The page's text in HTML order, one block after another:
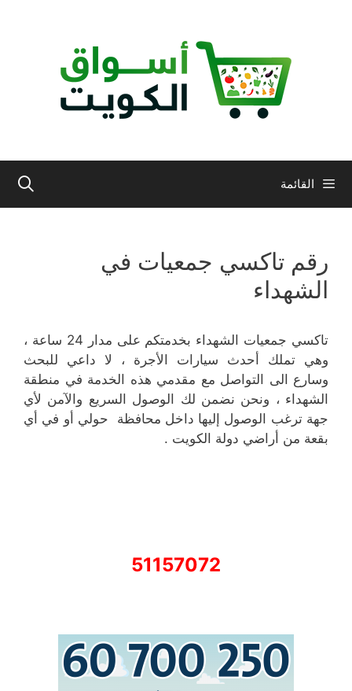
القائمة
رقم تاكسي جمعيات في
الشهداء
تاكسي جمعيات الشهداء بخدمتكم على مدار 24 ساعة ،
وهي تملك أحدث سيارات الأجرة ، لا داعي للبحث
وسارع الى التواصل مع مقدمي هذه الخدمة في منطقة
الشهداء ، ونحن نضمن لك الوصول السريع والآمن لأي
جهة ترغب الوصول إليها داخل محافظة حولي أو في أي
بقعة من أراضي دولة الكويت .
51157072